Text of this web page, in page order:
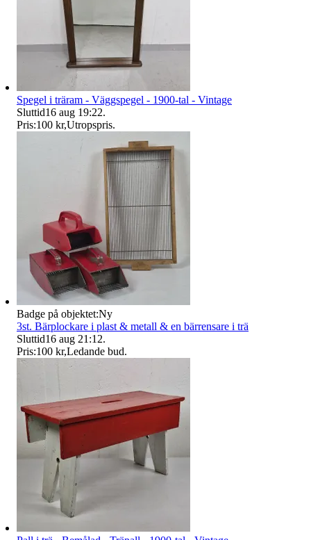
Spegel i träram - Väggspegel - 1900-tal - Vintage
Sluttid16 aug 19:22.
Pris:100 kr,Utropspris.
Badge på objektet:Ny
3st. Bärplockare i plast & metall & en bärrensare i trä
Sluttid16 aug 21:12.
Pris:100 kr,Ledande bud.